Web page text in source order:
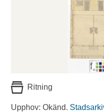
Ritning
Upphov: Okänd.